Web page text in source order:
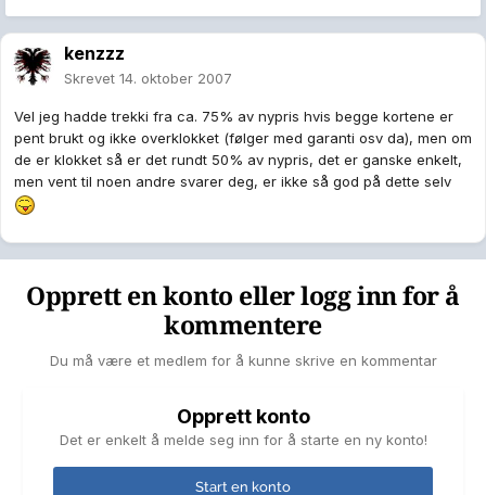
kenzzz
Skrevet 14. oktober 2007
Vel jeg hadde trekki fra ca. 75% av nypris hvis begge kortene er
pent brukt og ikke overklokket (følger med garanti osv da), men om
de er klokket så er det rundt 50% av nypris, det er ganske enkelt,
men vent til noen andre svarer deg, er ikke så god på dette selv
Opprett en konto eller logg inn for å
kommentere
Du må være et medlem for å kunne skrive en kommentar
Opprett konto
Det er enkelt å melde seg inn for å starte en ny konto!
Start en konto